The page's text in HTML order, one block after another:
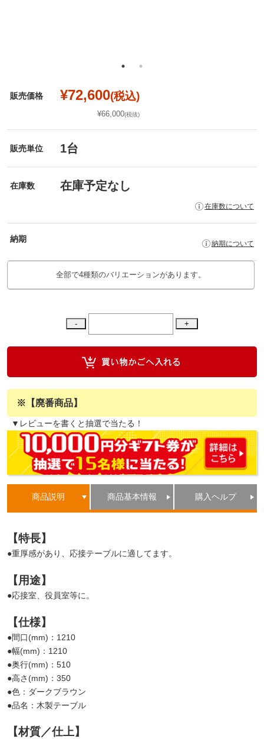
販売価格 ¥72,600(税込)
¥66,000(税抜)
販売単位 1台
在庫数 在庫予定なし
在庫数について
納期 納期について
全部で4種類のバリエーションがあります。
※【廃番商品】
▼レビューを書くと抽選で当たる！
商品説明 商品基本情報 購入ヘルプ
【特長】
●重厚感があり、応接テーブルに適してます。
【用途】
●応接室、役員室等に。
【仕様】
●間口(mm)：1210
●幅(mm)：1210
●奥行(mm)：510
●高さ(mm)：350
●色：ダークブラウン
●品名：木製テーブル
【材質／仕上】